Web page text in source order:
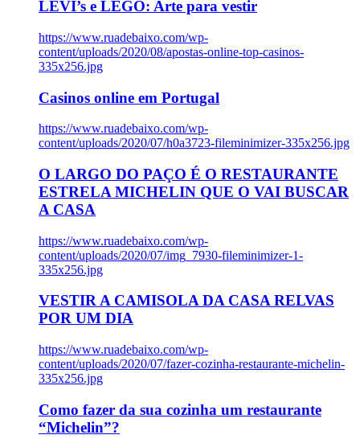
LEVI’s e LEGO: Arte para vestir
https://www.ruadebaixo.com/wp-
content/uploads/2020/08/apostas-online-top-casinos-
335x256.jpg
Casinos online em Portugal
https://www.ruadebaixo.com/wp-
content/uploads/2020/07/h0a3723-fileminimizer-335x256.jpg
O LARGO DO PAÇO É O RESTAURANTE
ESTRELA MICHELIN QUE O VAI BUSCAR
A CASA
https://www.ruadebaixo.com/wp-
content/uploads/2020/07/img_7930-fileminimizer-1-
335x256.jpg
VESTIR A CAMISOLA DA CASA RELVAS
POR UM DIA
https://www.ruadebaixo.com/wp-
content/uploads/2020/07/fazer-cozinha-restaurante-michelin-
335x256.jpg
Como fazer da sua cozinha um restaurante
“Michelin”?